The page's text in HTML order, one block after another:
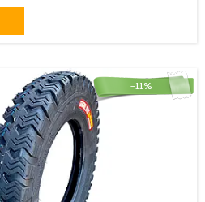
–11%